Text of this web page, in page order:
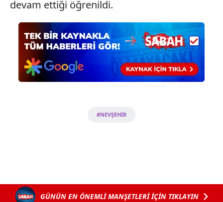
hazırlanmış Aydınlatma Metnimizi okumak ve sitemizde
ilgili mevzuata uygun olarak kullanılan çerezlerle ilgili bilgi
almak için lütfentıklayınız.
devam ettiği öğrenildi.
#NEVŞEHİR
GÜNÜN EN ÖNEMLİ MANŞETLERİ İÇİN TIKLAYIN